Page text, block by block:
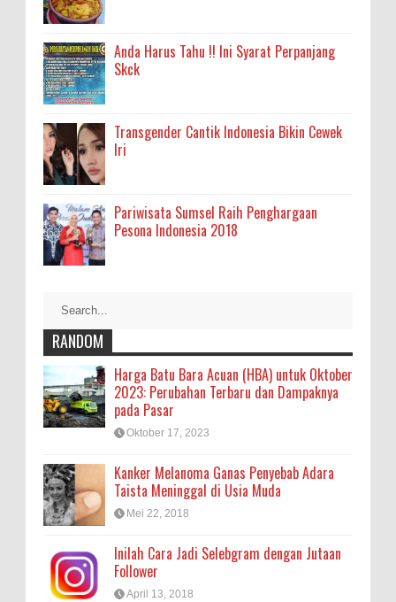
Anda Harus Tahu !! Ini Syarat Perpanjang
Skck
Transgender Cantik Indonesia Bikin Cewek
Iri
Pariwisata Sumsel Raih Penghargaan
Pesona Indonesia 2018
RANDOM
Harga Batu Bara Acuan (HBA) untuk Oktober
2023: Perubahan Terbaru dan Dampaknya
pada Pasar
Oktober 17, 2023
Kanker Melanoma Ganas Penyebab Adara
Taista Meninggal di Usia Muda
Mei 22, 2018
Inilah Cara Jadi Selebgram dengan Jutaan
Follower
April 13, 2018